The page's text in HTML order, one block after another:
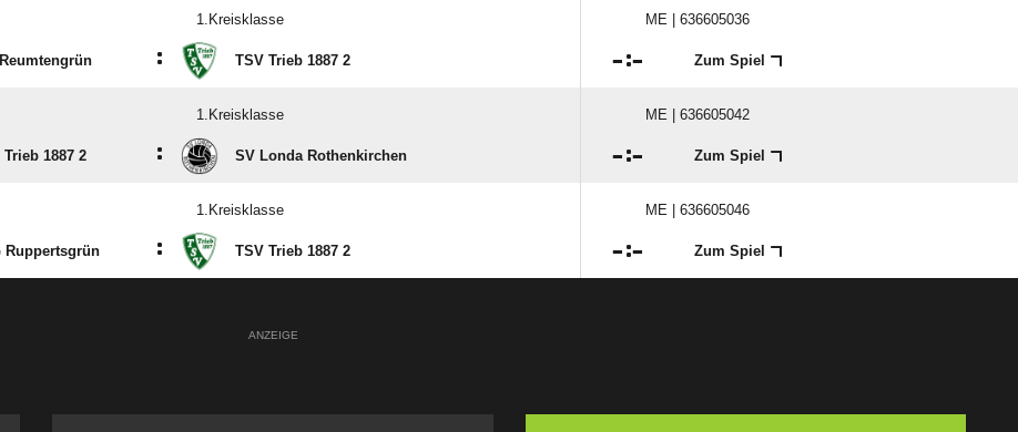
1.Kreisklasse ME | 636605036
: TSV Trieb 1887 2 : Zum Spiel
1.Kreisklasse ME | 636605042
Trieb 1887 2 : SV Londa Rothenkirchen : Zum Spiel
1.Kreisklasse ME | 636605046
Ruppertsgrün : TSV Trieb 1887 2 : Zum Spiel
ANZEIGE